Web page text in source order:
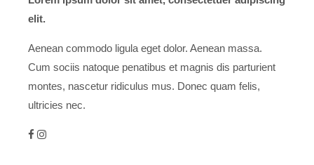
elit.
Aenean commodo ligula eget dolor. Aenean massa.
Cum sociis natoque penatibus et magnis dis parturient
montes, nascetur ridiculus mus. Donec quam felis,
ultricies nec.